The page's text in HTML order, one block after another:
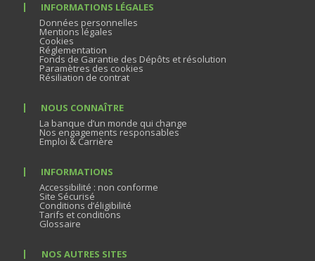
INFORMATIONS LÉGALES
Données personnelles
Mentions légales
Cookies
Réglementation
Fonds de Garantie des Dépôts et résolution
Paramètres des cookies
Résiliation de contrat
NOUS CONNAÎTRE
La banque d’un monde qui change
Nos engagements responsables
Emploi & Carrière
INFORMATIONS
Accessibilité : non conforme
Site Sécurisé
Conditions d’éligibilité
Tarifs et conditions
Glossaire
NOS AUTRES SITES